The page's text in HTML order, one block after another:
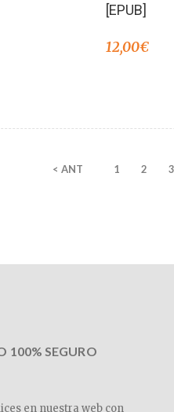
[EPUB]
12,00€
< ANT 1 2 3
100% SEGURO
en nuestra web con